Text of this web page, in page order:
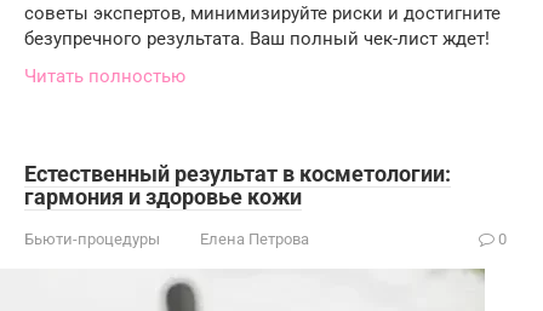
советы экспертов, минимизируйте риски и достигните
безупречного результата. Ваш полный чек-лист ждет!
Читать полностью
Естественный результат в косметологии:
гармония и здоровье кожи
Бьюти-процедуры Елена Петрова 0